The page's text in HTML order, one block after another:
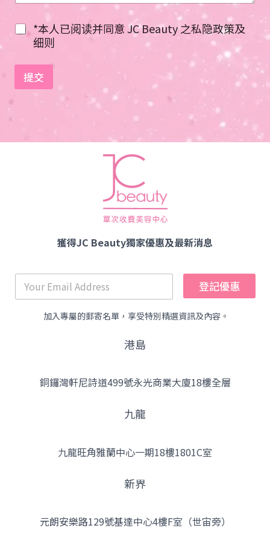
a
t
s
+
*本人已阅读并同意 JC Beauty 之私隐政策及
细则
提交
獲得JC Beauty獨家優惠及最新消息
登記優惠
加入專屬的郵寄名單，享受特別精選資訊及內容。
港島
銅鑼灣軒尼詩道499號永光商業大廈18樓全層
九龍
九龍旺角雅蘭中心一期18樓1801C室
新界
元朗安樂路129號基達中心4樓F室（世宙旁）